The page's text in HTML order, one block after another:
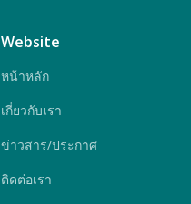
Website
หน้าหลัก
เกี่ยวกับเรา
ข่าวสาร/ประกาศ
ติดต่อเรา